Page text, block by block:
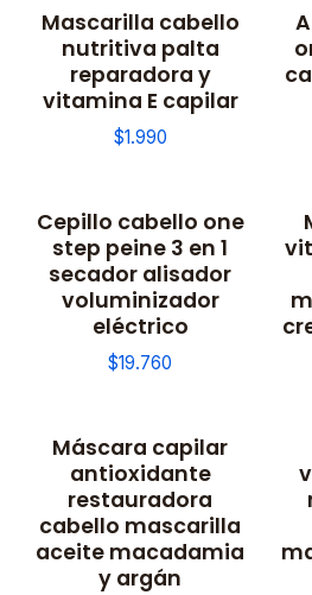
Mascarilla cabello
nutritiva palta
reparadora y
vitamina E capilar
$1.990
Cepillo cabello one
step peine 3 en 1
secador alisador
voluminizador
eléctrico
$19.760
Máscara capilar
antioxidante
restauradora
cabello mascarilla
aceite macadamia
y argán